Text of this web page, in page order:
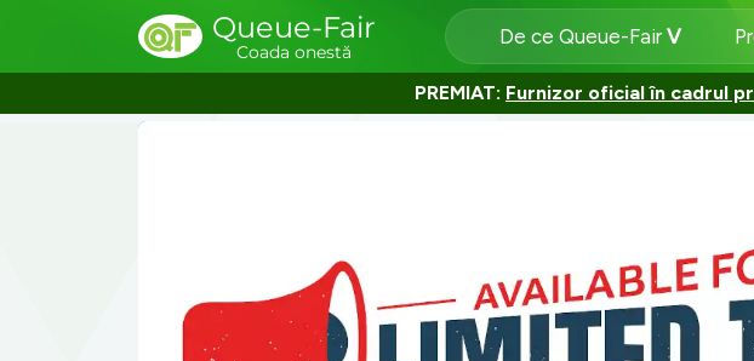
Queue-Fair
Coada onestă
De ce Queue-Fair
PREMIAT: Furnizor oficial în cadrul